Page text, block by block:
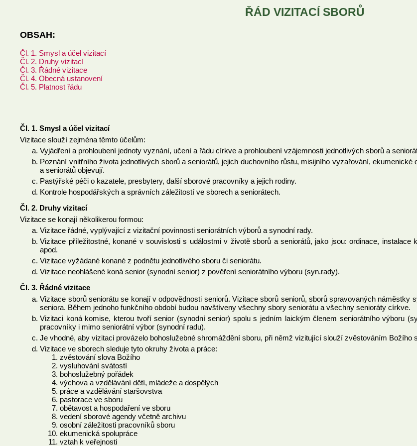
ŘÁD VIZITACÍ SBORŮ
OBSAH:
Čl. 1. Smysl a účel vizitací
Čl. 2. Druhy vizitací
Čl. 3. Řádné vizitace
Čl. 4. Obecná ustanovení
Čl. 5. Platnost řádu
Čl. 1. Smysl a účel vizitací
Vizitace slouží zejména těmto účelům:
Vyjádření a prohloubení jednoty vyznání, učení a řádu církve a prohloubení vzájemnosti jednotlivých sborů a
Poznání vnitřního života jednotlivých sborů a seniorátů, jejich duchovního růstu, misijního vyzařování,
a seniorátů objevují.
Pastýřské péči o kazatele, presbytery, další sborové pracovníky a jejich rodiny.
Kontrole hospodářských a správních záležitostí ve sborech a seniorátech.
Čl. 2. Druhy vizitací
Vizitace se konají několikerou formou:
Vizitace řádné, vyplývající z vizitační povinnosti seniorátních výborů a synodní rady.
Vizitace příležitostné, konané v souvislosti s událostmi v životě sborů a seniorátů, jako jsou: ordinace,
apod.
Vizitace vyžádané konané z podnětu jednotlivého sboru či seniorátu.
Vizitace neohlášené koná senior (synodní senior) z pověření seniorátního výboru (syn.rady).
Čl. 3. Řádné vizitace
Vizitace sborů seniorátu se konají v odpovědnosti seniorů. Vizitace sborů seniorů, sborů spravovaných
seniora. Během jednoho funkčního období budou navštíveny všechny sbory seniorátu a všechny senioráty církve.
Vizitaci koná komise, kterou tvoří senior (synodní senior) spolu s jedním laickým členem seniorátního výboru
pracovníky i mimo seniorátní výbor (synodní radu).
Je vhodné, aby vizitaci provázelo bohoslužebné shromáždění sboru, při němž vizitující slouží zvěstováním Božího
Vizitace ve sborech sleduje tyto okruhy života a práce:
zvěstování slova Božího
vysluhování svátostí
bohoslužebný pořádek
výchova a vzdělávání dětí, mládeže a dospělých
práce a vzdělávání staršovstva
pastorace ve sboru
obětavost a hospodaření ve sboru
vedení sborové agendy včetně archivu
osobní záležitosti pracovníků sboru
ekumenická spolupráce
vztah k veřejnosti